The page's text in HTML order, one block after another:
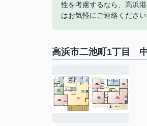
性を考慮するなら、高浜
はお気軽にご連絡ください
高浜市二池町1丁目